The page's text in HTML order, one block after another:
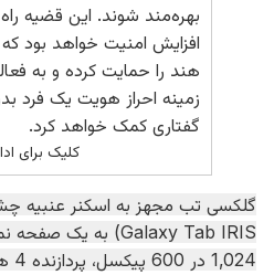
بهره‌مند شوند. این قضیه
افزایش امنیت خواهد بود
هند را حمایت کرده و به
زمینه احراز هویت یک فرد
گفتاری کمک خواهد کرد.
کلیک برای